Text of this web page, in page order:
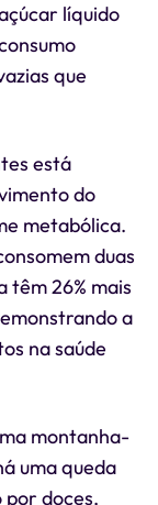
líquido
que
está
do
metabólica.
duas
26% mais
a
na saúde
montanha-
uma queda
por doces,